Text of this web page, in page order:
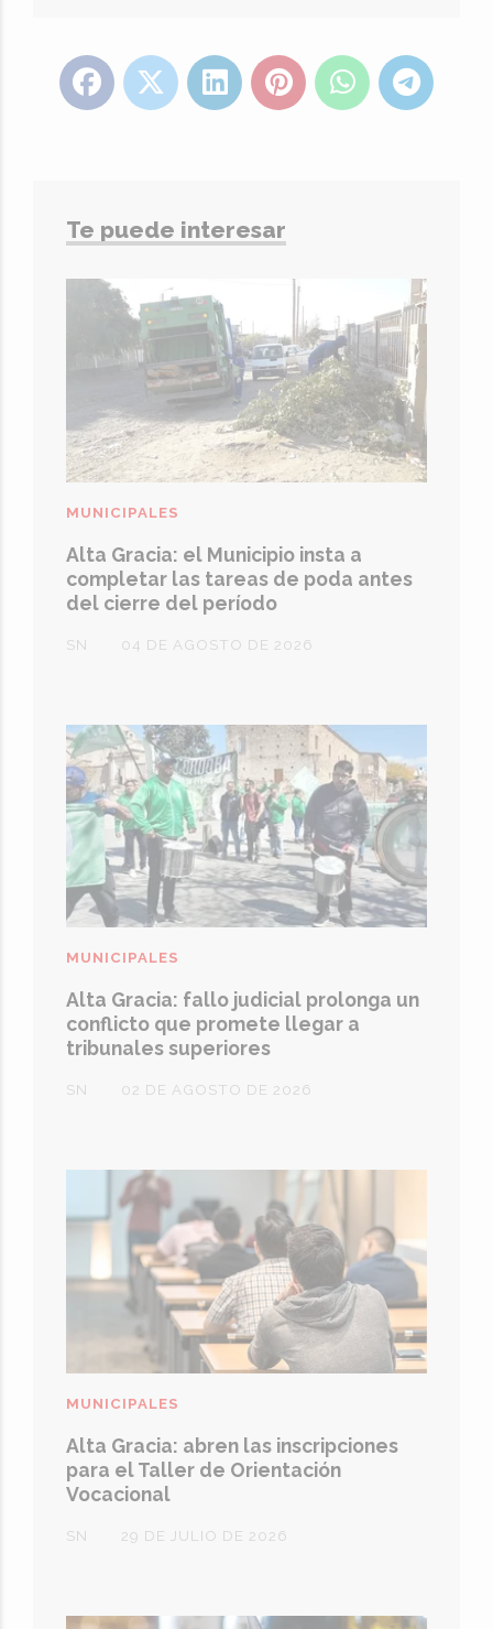
Te puede interesar
Alta Gracia: el Municipio insta a
completar las tareas de poda antes
del cierre del período
SN
MUNICIPALES
04 DE AGOSTO DE 2026
Alta Gracia: fallo judicial prolonga un
conflicto que promete llegar a
tribunales superiores
SN
MUNICIPALES
02 DE AGOSTO DE 2026
Alta Gracia: abren las inscripciones
para el Taller de Orientación
Vocacional
SN
MUNICIPALES
29 DE JULIO DE 2026